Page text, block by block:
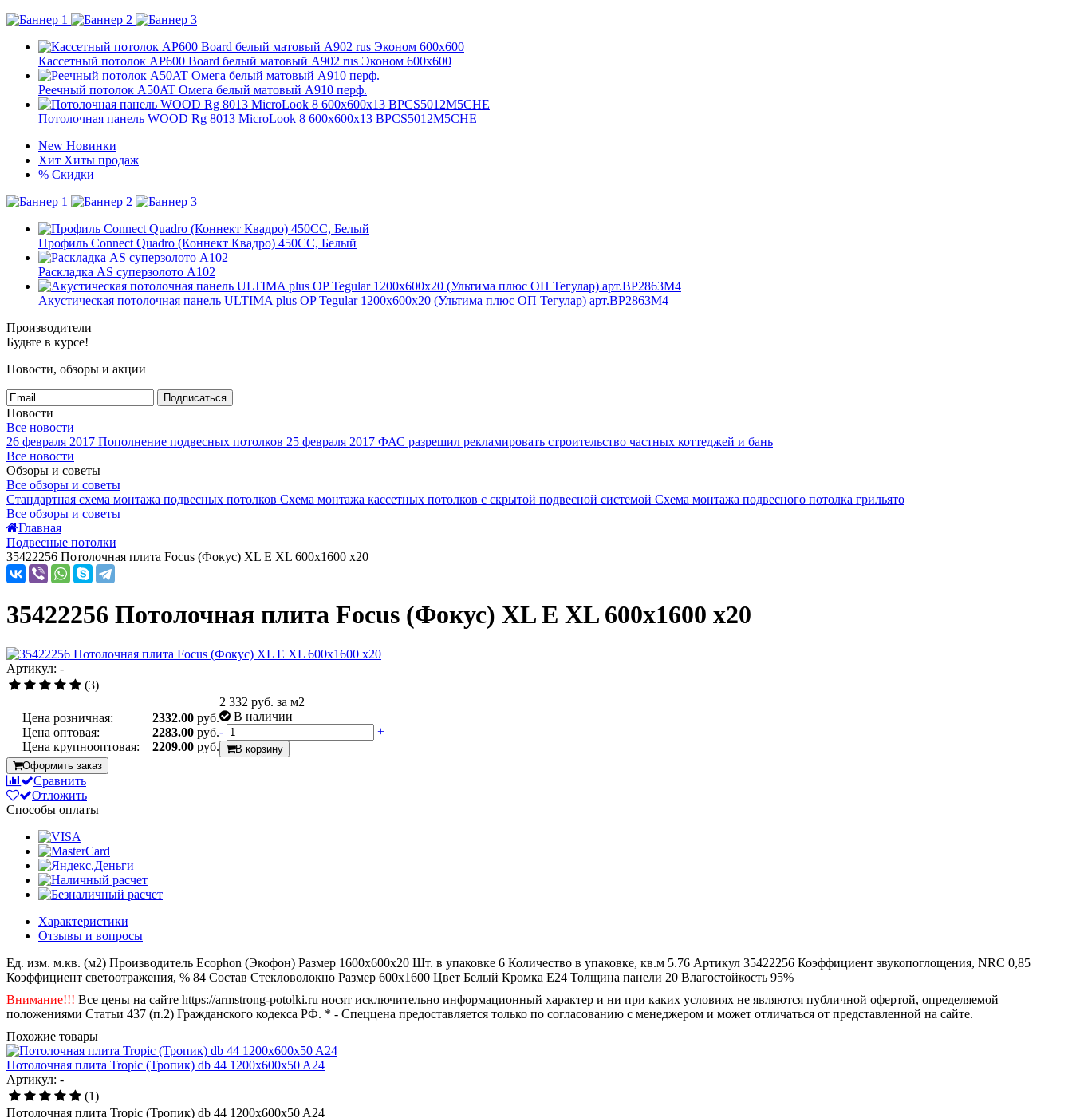
Кассетный потолок AP600 Board белый матовый А902 rus Эконом 600x600
Реечный потолок A50AT Омега белый матовый А910 перф.
Потолочная панель WOOD Rg 8013 MicroLook 8 600x600x13 BPCS5012M5CHE
New Новинки
Хит Хиты продаж
% Скидки
Профиль Connect Quadro (Коннект Квадро) 450CC, Белый
Раскладка AS суперзолото А102
Акустическая потолочная панель ULTIMA plus OP Tegular 1200x600x20 (Ультима плюс ОП Тегулар) арт.BP2863M4
Производители
Будьте в курсе!
Новости, обзоры и акции
Подписаться
Новости
Все новости
26 февраля 2017 Пополнение подвесных потолков 25 февраля 2017 ФАС разрешил рекламировать строительство частных коттеджей и бань
Все новости
Обзоры и советы
Все обзоры и советы
Стандартная схема монтажа подвесных потолков Схема монтажа кассетных потолков с скрытой подвесной системой Схема монтажа подвесного потолка грильято
Все обзоры и советы
Главная
Подвесные потолки
35422256 Потолочная плита Focus (Фокус) XL E XL 600x1600 x20
35422256 Потолочная плита Focus (Фокус) XL E XL 600x1600 x20
Артикул: -
(3)
Цена розничная: 2332.00 руб.
Цена оптовая:
2283.00 руб.
Цена крупнооптовая:
2209.00 руб.
2 332 руб. за м2
В наличии
-
+
В корзину
Оформить заказ
Сравнить
Отложить
Способы оплаты
Характеристики
Отзывы и вопросы
Ед. изм. м.кв. (м2) Производитель Ecophon (Экофон) Размер 1600x600x20 Шт. в упаковке 6 Количество в упаковке, кв.м 5.76 Артикул 35422256 Коэффициент звукопоглощения, NRC 0,85
Коэффициент светоотражения, % 84 Состав Стекловолокно Размер 600x1600 Цвет Белый Кромка E24 Толщина панели 20 Влагостойкость 95%
Внимание!!! Все цены на сайте https://armstrong-potolki.ru носят исключительно информационный характер и ни при каких условиях не являются публичной офертой, определяемой
положениями Статьи 437 (п.2) Гражданского кодекса РФ. * - Спеццена предоставляется только по согласованию с менеджером и может отличаться от представленной на сайте.
Похожие товары
Потолочная плита Tropic (Тропик) db 44 1200x600x50 A24
Артикул: -
(1)
Потолочная плита Tropic (Тропик) db 44 1200x600x50 A24